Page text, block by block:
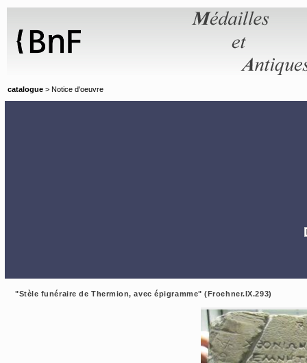
catalogue > Notice d'oeuvre
"Stèle funéraire de Thermion, avec épigramme" (Froehner.IX.293)